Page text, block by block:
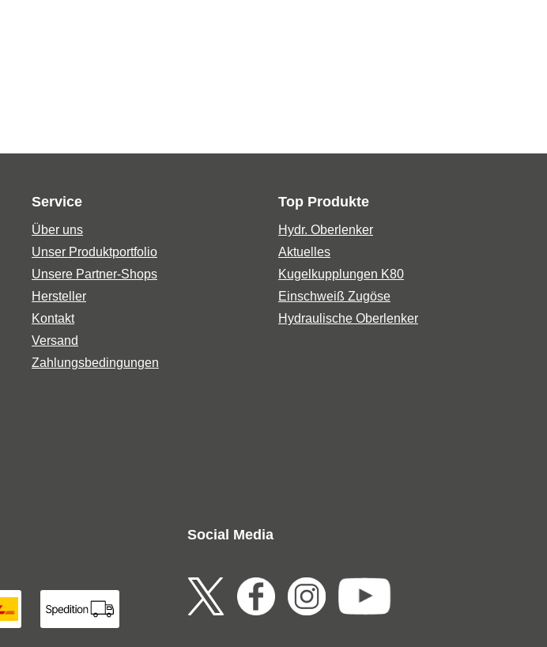
Service
Über uns
Unser Produktportfolio
Unsere Partner-Shops
Hersteller
Kontakt
Versand
Zahlungsbedingungen
Top Produkte
Hydr. Oberlenker
Aktuelles
Kugelkupplungen K80
Einschweiß Zugöse
Hydraulische Oberlenker
Social Media